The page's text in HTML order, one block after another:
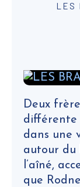
LES
Deux
différente
dans une
autour du
l’aîné,
que